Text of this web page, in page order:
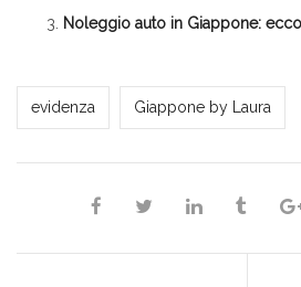
Noleggio auto in Giappone:
*Laura*
evidenza
Giappone by Laura